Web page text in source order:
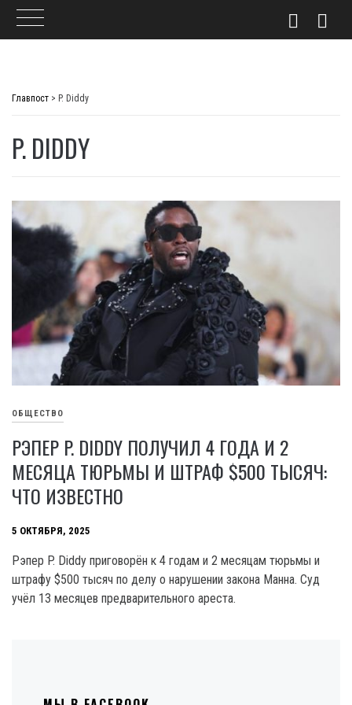
Главпост > P. Diddy
P. DIDDY
ОБЩЕСТВО
РЭПЕР P. DIDDY ПОЛУЧИЛ 4 ГОДА И 2
МЕСЯЦА ТЮРЬМЫ И ШТРАФ $500 ТЫСЯЧ:
ЧТО ИЗВЕСТНО
5 ОКТЯБРЯ, 2025
Рэпер P. Diddy приговорён к 4 годам и 2 месяцам тюрьмы и
штрафу $500 тысяч по делу о нарушении закона Манна. Суд
учёл 13 месяцев предварительного ареста.